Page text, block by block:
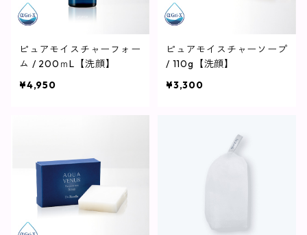
ピュアモイスチャーフォー
ム / 200ｍL【洗顔】
¥4,950
ピュアモイスチャーソープ
/ 110g【洗顔】
¥3,300